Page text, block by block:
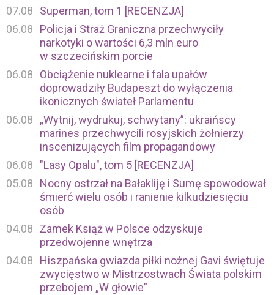
07.08
Superman, tom 1 [RECENZJA]
06.08
Policja i Straż Graniczna przechwyciły
narkotyki o wartości 6,3 mln euro
w szczecińskim porcie
06.08
Obciążenie nuklearne i fala upałów
doprowadziły Budapeszt do wyłączenia
ikonicznych świateł Parlamentu
06.08
„Wytnij, wydrukuj, schwytany”: ukraińscy
marines przechwycili rosyjskich żołnierzy
inscenizujących film propagandowy
06.08
"Lasy Opalu", tom 5 [RECENZJA]
05.08
Nocny ostrzał na Bałakliję i Sumę spowodował
śmierć wielu osób i ranienie kilkudziesięciu
osób
04.08
Zamek Książ w Polsce odzyskuje
przedwojenne wnętrza
04.08
Hiszpańska gwiazda piłki nożnej Gavi świętuje
zwycięstwo w Mistrzostwach Świata polskim
przebojem „W głowie”